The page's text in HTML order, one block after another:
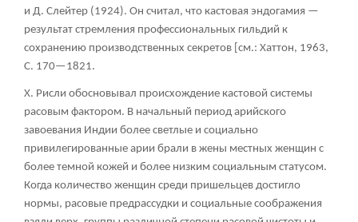
и Д. Слейтер (1924). Он считал, что кастовая эндогамия —
результат стремления профессиональных гильдий к
сохранению производственных секретов [см.: Хаттон, 1963,
С. 170—1821.
X. Рисли обосновывал происхождение кастовой системы
расовым фактором. В начальный период арийского
завоевания Индии более светлые и социально
привилегированные арии брали в жены местных женщин с
более темной кожей и более низким социальным статусом.
Когда количество женщин среди пришельцев достигло
нормы, расовые предрассудки и социальные соображения